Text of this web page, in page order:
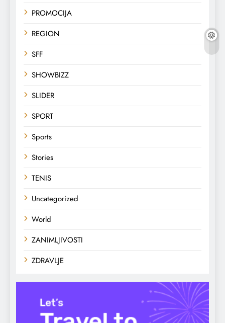
PROMOCIJA
REGION
SFF
SHOWBIZZ
SLIDER
SPORT
Sports
Stories
TENIS
Uncategorized
World
ZANIMLJIVOSTI
ZDRAVLJE